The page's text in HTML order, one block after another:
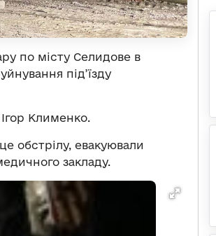
по місту Селидове в
під’їзду
Клименко.
обстрілу, евакуювали
закладу.